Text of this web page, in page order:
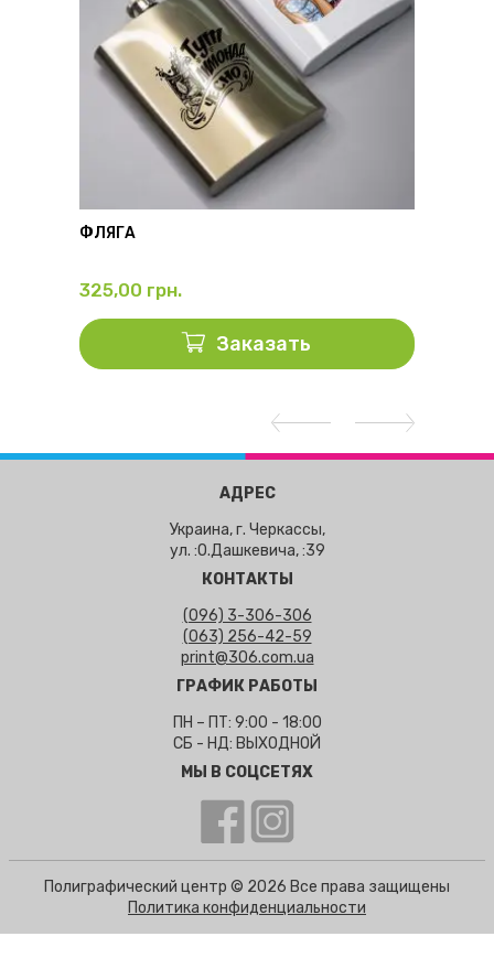
ФЛЯГА
325,00 грн.
Заказать
АДРЕС
Украина, г. Черкассы,
ул. :О.Дашкевича, :39
КОНТАКТЫ
(096) 3-306-306
(063) 256-42-59
print@306.com.ua
ГРАФИК РАБОТЫ
ПН – ПТ: 9:00 - 18:00
СБ - НД: ВЫХОДНОЙ
МЫ В СОЦСЕТЯХ
Полиграфический центр © 2026 Все права защищены
Политика конфиденциальности